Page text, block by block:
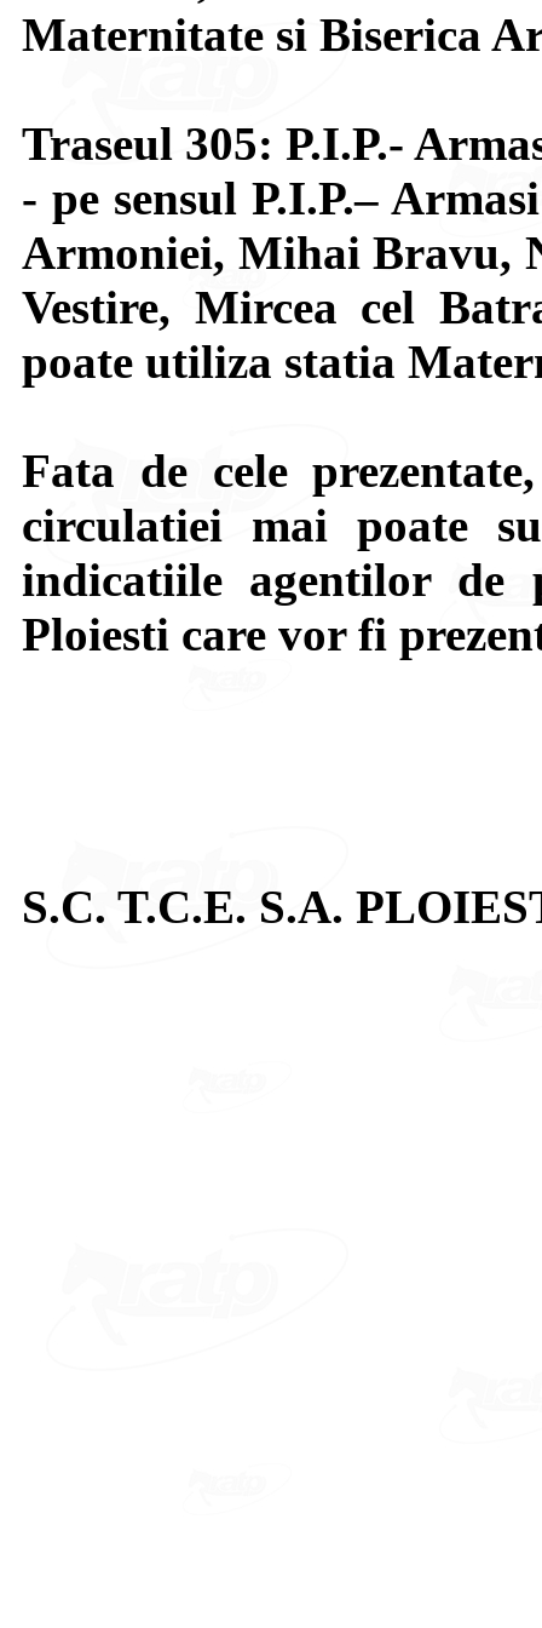
Maternitate si Biserica
Traseul 305: P.I.P.-
- pe sensul P.I.P.–
Armoniei, Mihai Bravu,
Vestire, Mircea cel
poate utiliza statia
Fata de cele
circulatiei mai poate
indicatiile agentilor
Ploiesti care vor fi
S.C. T.C.E. S.A.